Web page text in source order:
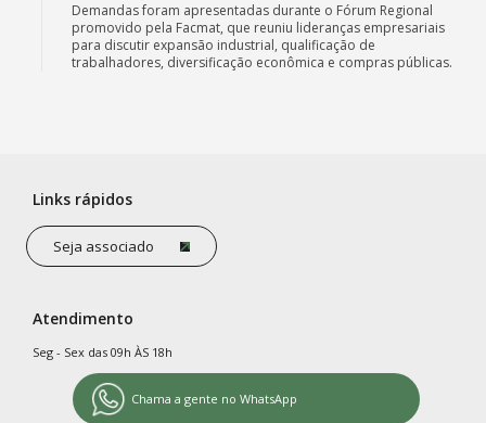
Demandas foram apresentadas durante o Fórum Regional
promovido pela Facmat, que reuniu lideranças empresariais
para discutir expansão industrial, qualificação de
trabalhadores, diversificação econômica e compras públicas.
Links rápidos
Seja associado
Atendimento
Seg - Sex das 09h ÀS 18h
Chama a gente no WhatsApp